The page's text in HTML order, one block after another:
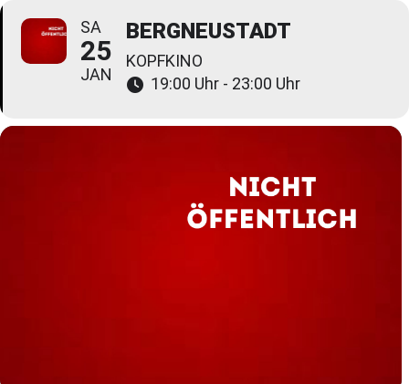
SA
25
JAN
BERGNEUSTADT
KOPFKINO
19:00 Uhr - 23:00 Uhr